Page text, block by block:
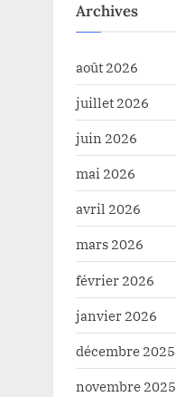
Archives
août 2026
juillet 2026
juin 2026
mai 2026
avril 2026
mars 2026
février 2026
janvier 2026
décembre 2025
novembre 2025